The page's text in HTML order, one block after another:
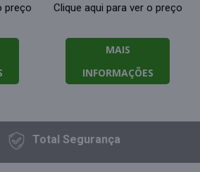
preço Clique aqui para ver o preço
MAIS
INFORMAÇÕES
TotalSegurança